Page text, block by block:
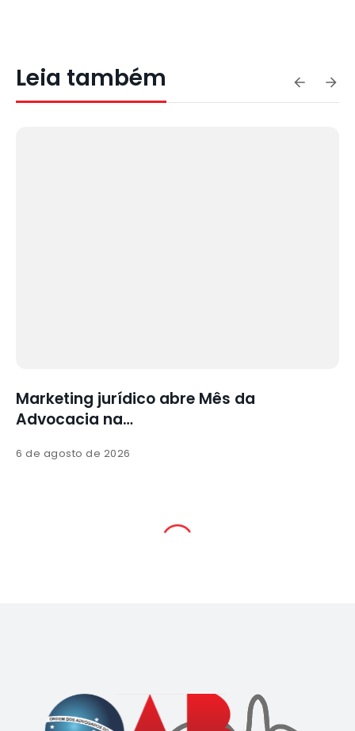
Leia também
abre Mês da
Culto de gratidão